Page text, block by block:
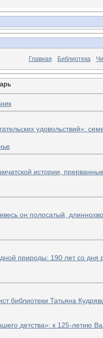
Главная Библиотека
удовольствий»:
истории,
он полосатый,
природы: 190 лет со
библиотеки Татьяна
детства»: к 125-летию